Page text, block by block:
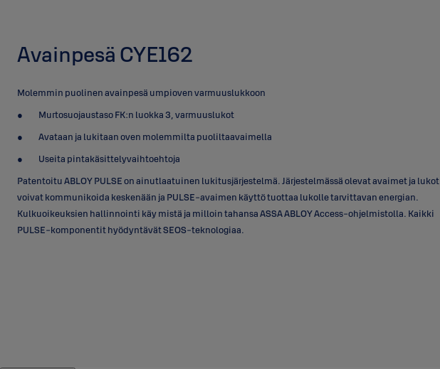
Avainpesä CYE162
Molemmin puolinen avainpesä umpioven varmuuslukkoon
Murtosuojaustaso FK:n luokka 3, varmuuslukot
Avataan ja lukitaan oven molemmilta puoliltaavaimella
Useita pintakäsittelyvaihtoehtoja
Patentoitu ABLOY PULSE on ainutlaatuinen lukitusjärjestelmä. Järjestelmässä olevat avaimet ja lukot
voivat kommunikoida keskenään ja PULSE-avaimen käyttö tuottaa lukolle tarvittavan energian.
Kulkuoikeuksien hallinnointi käy mistä ja milloin tahansa ASSA ABLOY Access-ohjelmistolla. Kaikki
PULSE-komponentit hyödyntävät SEOS-teknologiaa.